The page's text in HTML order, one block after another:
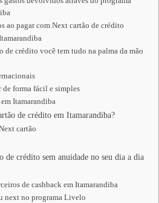
pagar com Next cartão de crédito
crédito você tem tudo na palma da mão
forma fácil e simples
Itamarandiba
de crédito em Itamarandiba?
cartão
de crédito sem anuidade no seu dia a dia
de cashback em Itamarandiba
next no programa Livelo